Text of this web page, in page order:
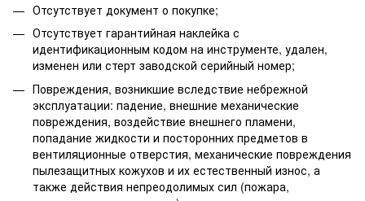
Отсутствует документ о покупке;
Отсутствует гарантийная наклейка с
идентификационным кодом на инструменте, удален,
изменен или стерт заводской серийный номер;
Повреждения, возникшие вследствие небрежной
эксплуатации: падение, внешние механические
повреждения, воздействие внешнего пламени,
попадание жидкости и посторонних предметов в
вентиляционные отверстия, механические повреждения
пылезащитных кожухов и их естественный износ, а
также действия непреодолимых сил (пожара,